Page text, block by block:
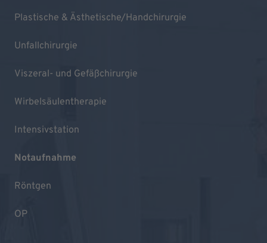
Plastische & Ästhetische/Handchirurgie
Unfallchirurgie
Viszeral- und Gefäßchirurgie
Wirbelsäulentherapie
Intensivstation
Notaufnahme
Röntgen
OP